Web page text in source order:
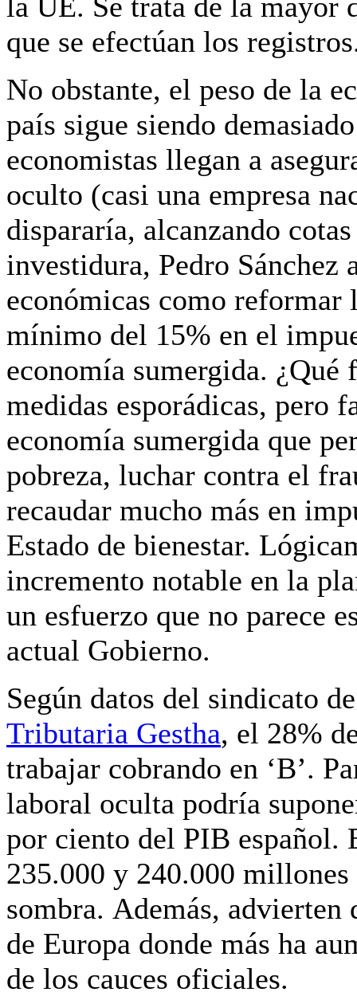
que se efectúan los
No obstante, el peso de la
país sigue siendo
economistas llegan a
oculto (casi una empresa
dispararía, alcanzando
investidura, Pedro Sánchez
económicas como
mínimo del 15% en el
economía sumergida. ¿Qué
medidas esporádicas, pero
economía sumergida que
pobreza, luchar contra el
recaudar mucho más en
Estado de bienestar.
incremento notable en la
un esfuerzo que no parece
actual Gobierno.
Según datos del sindicato
Tributaria Gestha, el 28%
trabajar cobrando en ‘B’.
laboral oculta podría
por ciento del PIB español.
235.000 y 240.000
sombra. Además, advierten
de Europa donde más ha
de los cauces oficiales.